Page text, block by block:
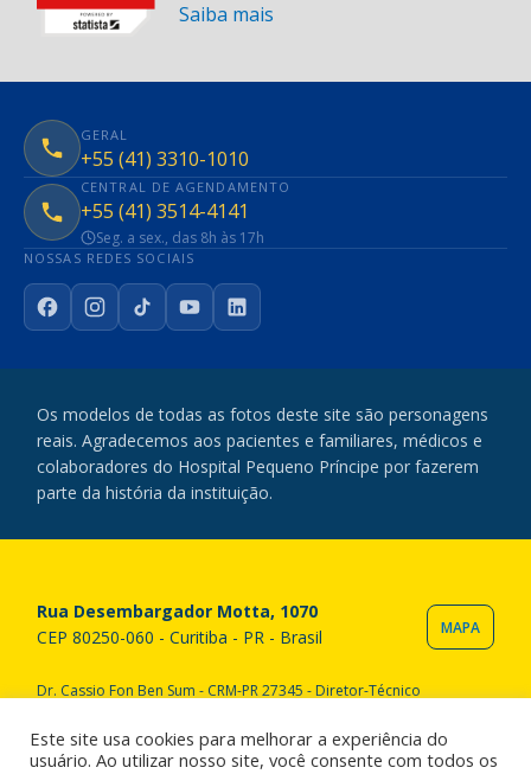
Saiba mais
GERAL
+55 (41) 3310-1010
CENTRAL DE AGENDAMENTO
+55 (41) 3514-4141
Seg. a sex., das 8h às 17h
NOSSAS REDES SOCIAIS
FacebookInstagram
TikTokYouTubeLinkedIn
Os modelos de todas as fotos deste site são personagens
reais. Agradecemos aos pacientes e familiares, médicos e
colaboradores do Hospital Pequeno Príncipe por fazerem
parte da história da instituição.
Rua Desembargador Motta, 1070
CEP 80250-060 - Curitiba - PR - Brasil
MAPA
Dr. Cassio Fon Ben Sum - CRM-PR 27345 - Diretor-Técnico
reservados. All rights reserved.
Este site usa cookies para melhorar a experiência do
usuário. Ao utilizar nosso site, você consente com todos os